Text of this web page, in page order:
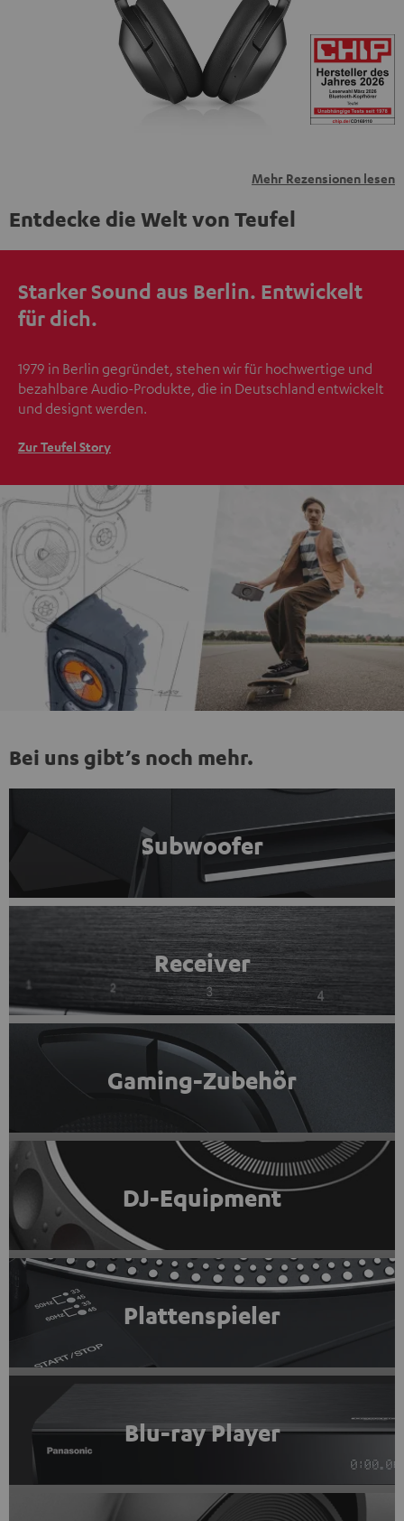
übermittelt werden.
Weitere Informationen sind in der
Datenschutzerklärung unter I zu finden.
Mehr Rezensionen lesen
Entdecke die Welt von Teufel
Starker Sound aus Berlin. Entwickelt
für dich.
1979 in Berlin gegründet, stehen wir für hochwertige und
bezahlbare Audio-Produkte, die in Deutschland entwickelt
und designt werden.
Zur Teufel Story
Bei uns gibt’s noch mehr.
Subwoofer
Receiver
Gaming-Zubehör
DJ-Equipment
Plattenspieler
Blu-ray Player